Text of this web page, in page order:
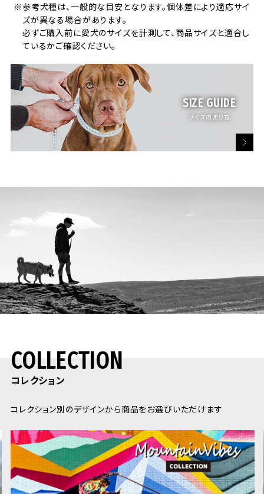
コッカスバニエル
シュナウザー
ボストンテリア
フレンチブルドッグ
ボーダー・コリー
サルーキ
etc...
ゴールデンレトリバー
ジャーマンシェパード
ロットワイラー
etc...
参考犬種は、一般的な目安となります。個体差により適応サイ
ズが異なる場合があります。
必ずご購入前に愛犬のサイズを計測して、商品サイズと適合し
ているかご確認ください。
SIZE GUIDE
サイズの測り方
COLLECTION
コレクション
コレクション別のデザインから商品をお選びいただけます